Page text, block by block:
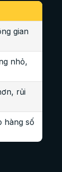
gian
nhỏ,
rủi
hàng số